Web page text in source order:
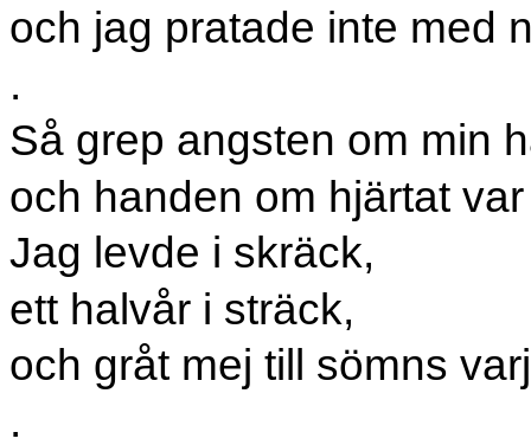
och jag pratade inte med
.
Så grep angsten om min
och handen om hjärtat
Jag levde i skräck,
ett halvår i sträck,
och gråt mej till sömns
.